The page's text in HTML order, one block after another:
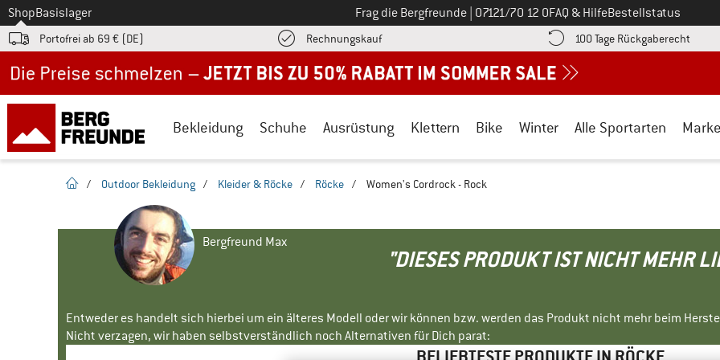
Zum
ShopBasislager Frag die Bergfreunde Ruf uns an unter
07121/70 12 0FAQ & HilfeBestellstatus
Portofrei ab 69 € (DE) RechnungskaufFinde die Zahlungs-Infos hier! Öffnet sich in einer Infobox
100 Tage Rückgaberecht
Bekleidung Schuhe Ausrüstung Klettern Bike Winter Alle Sportarten
Startseite
/ Outdoor Bekleidung / Kleider & Röcke / Röcke / Women's Cordrock - Rock
Bergfreund Max
"DIESES PRODUKT IST NICHT MEHR
Entweder es handelt sich hierbei um ein älteres Modell oder wir können bzw. werden das Produkt nicht mehr beim
Nicht verzagen, wir haben selbstverständlich noch Alternativen für Dich parat: